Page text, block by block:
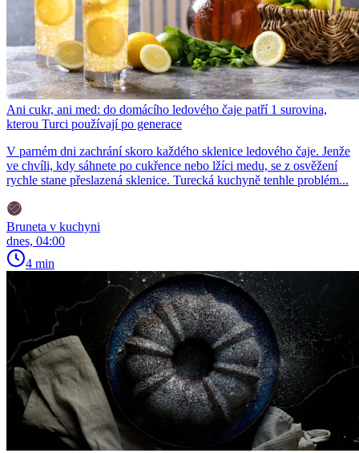
Ani cukr, ani med: do domácího ledového čaje patří 1 surovina,
kterou Turci používají po generace
V parném dni zachrání skoro každého sklenice ledového čaje. Jenže
ve chvíli, kdy sáhnete po cukřence nebo lžíci medu, se z osvěžení
rychle stane přeslazená sklenice. Turecká kuchyně tenhle problém...
Bruneta v kuchyni
dnes, 04:00
4 min